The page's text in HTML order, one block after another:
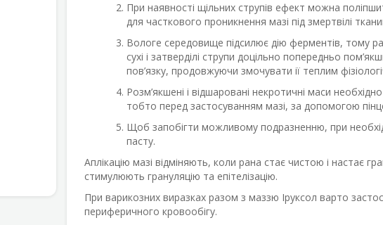
При наявності щільних струпів ефект можна
для часткового проникнення мазі під змертвілі
Вологе середовище підсилює дію ферментів, тому
сухі і затверділі струпи доцільно попередньо
пов’язку, продовжуючи змочувати ії теплим
Розм’якшені і відшаровані некротичні маси
тобто перед застосуванням мазі, за допомогою
Щоб запобігти можливому подразненню, при
пасту.
Аплікацію мазі відміняють, коли рана стає чистою і настає
стимулюють грануляцію та епітелізацію.
При варикозних виразках разом з маззю Iруксол варто
периферичного кровообігу.